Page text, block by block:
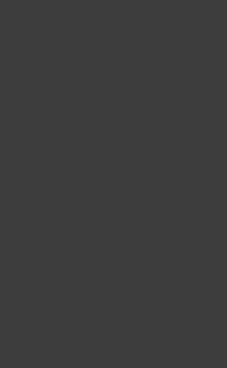
54764)
(kod: 54840)
(kod: 54841)
54848)
54849)
(kod: 54870)
(kod: 54873)
54876)
(kod: 54898)
(kod: 54899)